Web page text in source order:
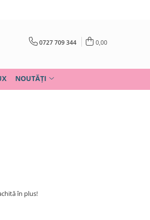
0727 709 344 0,00
NOUTĂȚI
în plus!